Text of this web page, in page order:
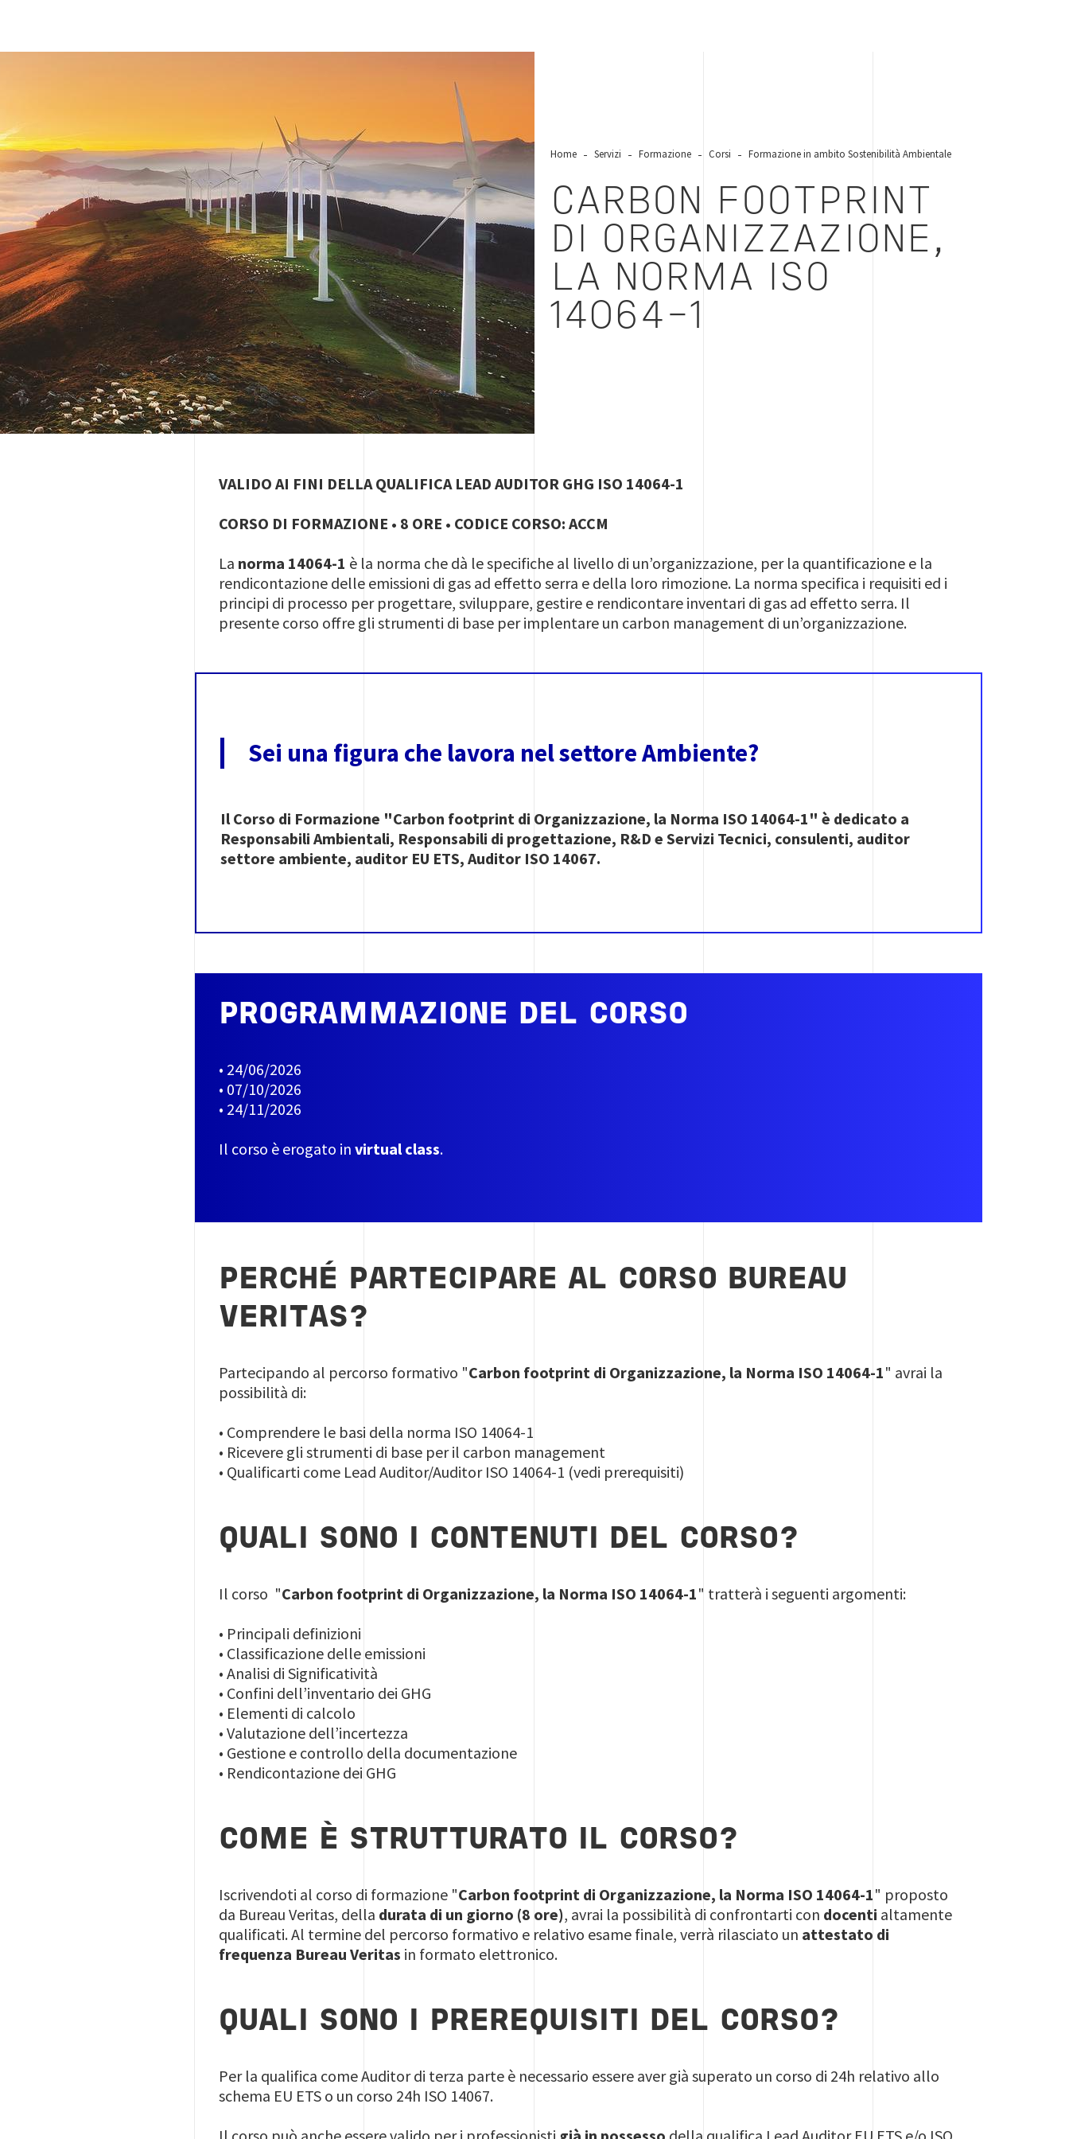
Home Servizi Formazione Corsi Formazione in ambito Sostenibilità Ambientale
CARBON FOOTPRINT
DI ORGANIZZAZIONE,
LA NORMA ISO
14064-1
VALIDO AI FINI DELLA QUALIFICA LEAD AUDITOR GHG ISO 14064-1
CORSO DI FORMAZIONE • 8 ORE • CODICE CORSO: ACCM
La norma 14064-1 è la norma che dà le specifiche al livello di un’organizzazione, per la quantificazione e la
rendicontazione delle emissioni di gas ad effetto serra e della loro rimozione. La norma specifica i requisiti ed i
principi di processo per progettare, sviluppare, gestire e rendicontare inventari di gas ad effetto serra. Il
presente corso offre gli strumenti di base per implentare un carbon management di un’organizzazione.
Sei una figura che lavora nel settore Ambiente?
Il Corso di Formazione "Carbon footprint di Organizzazione, la Norma ISO 14064-1" è dedicato a
Responsabili Ambientali, Responsabili di progettazione, R&D e Servizi Tecnici, consulenti, auditor
settore ambiente, auditor EU ETS, Auditor ISO 14067.
PROGRAMMAZIONE DEL CORSO
• 24/06/2026
• 07/10/2026
• 24/11/2026
Il corso è erogato invirtual class.
PERCHÉ PARTECIPARE AL CORSO BUREAU
VERITAS?
Partecipando al percorso formativo "Carbon footprint di Organizzazione, la Norma ISO 14064-1" avrai la
possibilità di:
• Comprendere le basi della norma ISO 14064-1
• Ricevere gli strumenti di base per il carbon management
• Qualificarti come Lead Auditor/Auditor ISO 14064-1 (vedi prerequisiti)
QUALI SONO I CONTENUTI DEL CORSO?
Il corso "Carbon footprint di Organizzazione, la Norma ISO 14064-1" tratterà i seguenti argomenti:
• Principali definizioni
• Classificazione delle emissioni
• Analisi di Significatività
• Confini dell’inventario dei GHG
• Elementi di calcolo
• Valutazione dell’incertezza
• Gestione e controllo della documentazione
• Rendicontazione dei GHG
COME È STRUTTURATO IL CORSO?
Iscrivendoti al corso di formazione "Carbon footprint di Organizzazione, la Norma ISO 14064-1" proposto
da Bureau Veritas, della durata di un giorno (8 ore), avrai la possibilità di confrontarti con docenti altamente
qualificati. Al termine del percorso formativo e relativo esame finale, verrà rilasciato un attestato di
frequenza Bureau Veritas in formato elettronico.
QUALI SONO I PREREQUISITI DEL CORSO?
Per la qualifica come Auditor di terza parte è necessario essere aver già superato un corso di 24h relativo allo
schema EU ETS o un corso 24h ISO 14067.